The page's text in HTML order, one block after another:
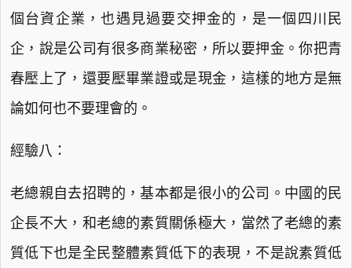
個台資企業，也遇見過要交押金的，是一個四川民
企，說是公司有很多商業秘密，所以要押金。你把青
春壓上了，還要壓畢業證或是現金，這樣的地方是無
論如何也不要理會的。
經驗八：
老總親自去招聘的，基本都是很小的公司。中國的民
企長不大，和老總的素質關係極大，當然了老總的素
質低下也是全民整體素質低下的表現，不是說素質低